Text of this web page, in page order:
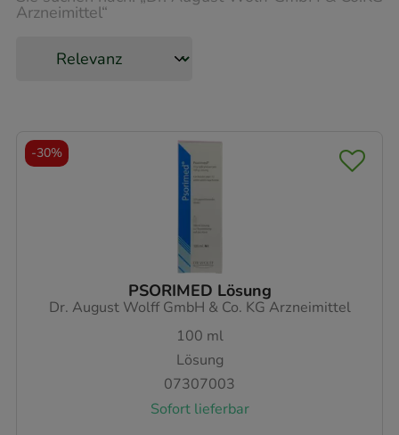
Arzneimittel“
PSORIMED Lösung
Dr. August Wolff GmbH & Co. KG Arzneimittel
100 ml
Lösung
07307003
Sofort lieferbar
-30%